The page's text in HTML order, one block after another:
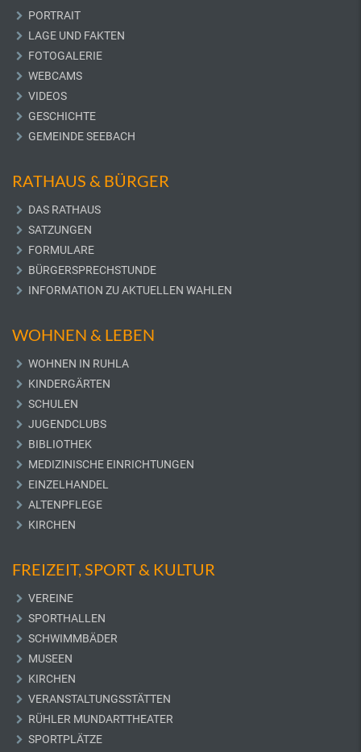
PORTRAIT
LAGE UND FAKTEN
FOTOGALERIE
WEBCAMS
VIDEOS
GESCHICHTE
GEMEINDE SEEBACH
RATHAUS & BÜRGER
DAS RATHAUS
SATZUNGEN
FORMULARE
BÜRGERSPRECHSTUNDE
INFORMATION ZU AKTUELLEN WAHLEN
WOHNEN & LEBEN
WOHNEN IN RUHLA
KINDERGÄRTEN
SCHULEN
JUGENDCLUBS
BIBLIOTHEK
MEDIZINISCHE EINRICHTUNGEN
EINZELHANDEL
ALTENPFLEGE
KIRCHEN
FREIZEIT, SPORT & KULTUR
VEREINE
SPORTHALLEN
SCHWIMMBÄDER
MUSEEN
KIRCHEN
VERANSTALTUNGSSTÄTTEN
RÜHLER MUNDARTTHEATER
SPORTPLÄTZE